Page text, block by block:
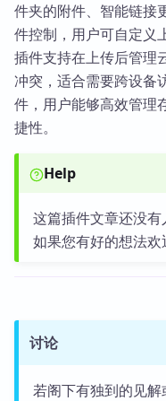
件夹的附件、智能链接
件控制，用户可自定义
插件支持在上传后管理
冲突，适合需要跨设备
件，用户能够高效管理
捷性。
Help
这篇插件文章还没有
如果您有好的想法欢
讨论
若阁下有独到的见